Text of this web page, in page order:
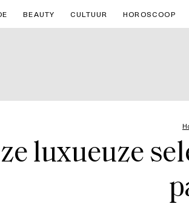
BEAUTY CULTUUR HOROSCOOP
luxueuze